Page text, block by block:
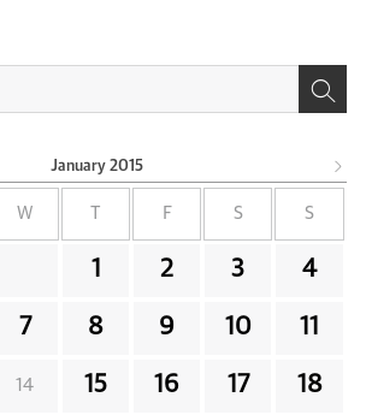
January 2015
W F S S
1 2 3 4
7 8 9 10 11
14 15 16 17 18